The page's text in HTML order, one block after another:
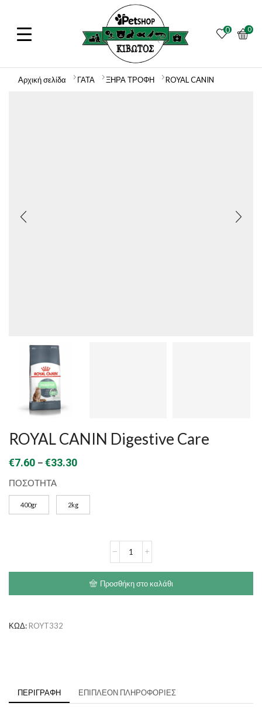
0 0
Αρχική σελίδα ΓΑΤΑ ΞΗΡΑ ΤΡΟΦΗ ROYAL CANIN
ROYAL CANIN Digestive Care
€7.60 –€33.30Price
€7.60
through
ΠΟΣΟΤΗΤΑ
400gr 2kg
CANIN
ποσότητα
Προσθήκη στο καλάθι
ΚΩΔ: ROYT332
ΠΕΡΙΓΡΑΦΉ ΕΠΙΠΛΈΟΝ ΠΛΗΡΟΦΟΡΊΕΣ